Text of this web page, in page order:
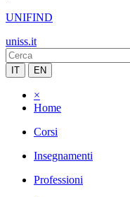
UNIFIND
uniss.it
IT EN
×
Home
Corsi
Insegnamenti
Professioni